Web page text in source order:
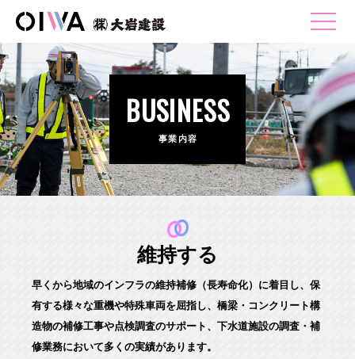
BUSINESS
事業内容
維持する
早くから地域のインフラの維持補修（長寿命化）に着目し、保
有する様々な重機や特殊車両を屈指し、 橋梁・コンクリート構
造物の補修工事や点検調査のサポート、下水道施設の調査・補
修業務において多くの実績があります。